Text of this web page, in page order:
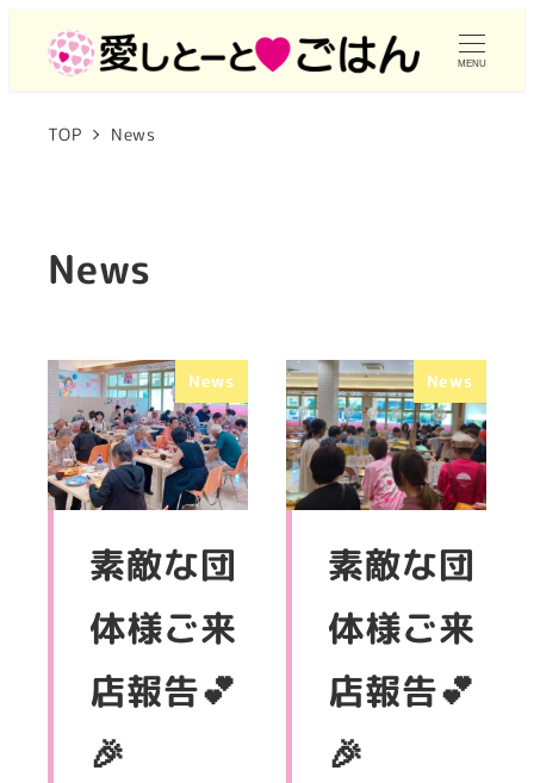
MENU
TOP News
News
News
素敵な団
体様ご来
店報告💕
🎉
News
素敵な団
体様ご来
店報告💕
🎉